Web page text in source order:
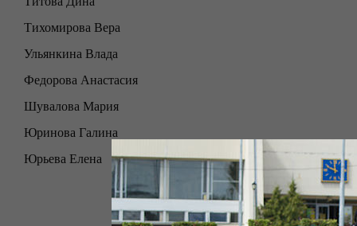
Тихомирова Вера
Ульянкина Влада
Федорова Анастасия
Шувалова Мария
Юринова Галина
Юрьева Елена